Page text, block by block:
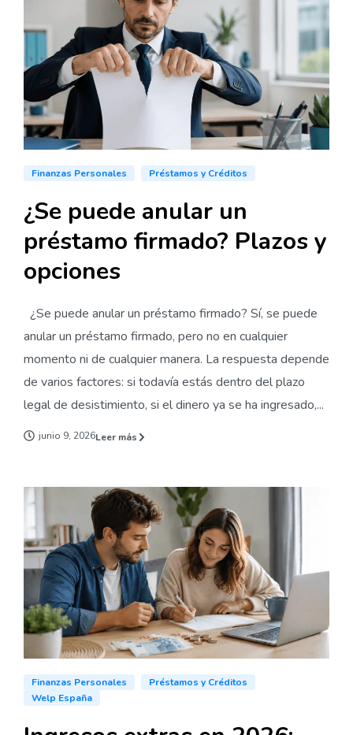
Finanzas Personales Préstamos y Créditos
¿Se puede anular un
préstamo firmado? Plazos y
opciones
¿Se puede anular un préstamo firmado? Sí, se puede
anular un préstamo firmado, pero no en cualquier
momento ni de cualquier manera. La respuesta depende
de varios factores: si todavía estás dentro del plazo
legal de desistimiento, si el dinero ya se ha ingresado,...
junio 9, 2026Leer más
Finanzas Personales
Préstamos y Créditos
Welp España